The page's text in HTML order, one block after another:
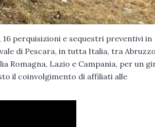
perquisizioni e sequestri preventivi in
di Pescara, in tutta Italia, tra
Romagna, Lazio e Campania, per un
il coinvolgimento di affiliati alle